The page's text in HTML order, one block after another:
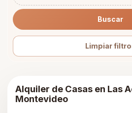
Buscar
Limpiar
Alquiler de Casas en Las
Montevideo